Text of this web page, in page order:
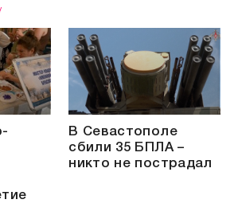
В Севастополе
сбили 35 БПЛА –
никто не пострадал